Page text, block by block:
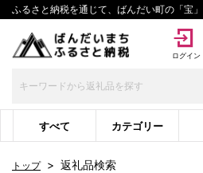
ふるさと納税を通じて、ばんだい町の「宝
ログイン
すべて カテゴリー
トップ > 返礼品検索